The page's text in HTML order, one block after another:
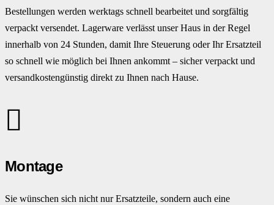
Bestellungen werden werktags schnell bearbeitet und sorgfältig
verpackt versendet. Lagerware verlässt unser Haus in der Regel
innerhalb von 24 Stunden, damit Ihre Steuerung oder Ihr Ersatzteil
so schnell wie möglich bei Ihnen ankommt – sicher verpackt und
versandkostengünstig direkt zu Ihnen nach Hause.
Montage
Sie wünschen sich nicht nur Ersatzteile, sondern auch eine